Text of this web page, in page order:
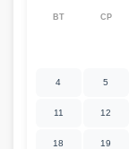
ВТ СР
4 5
11 12
18 19